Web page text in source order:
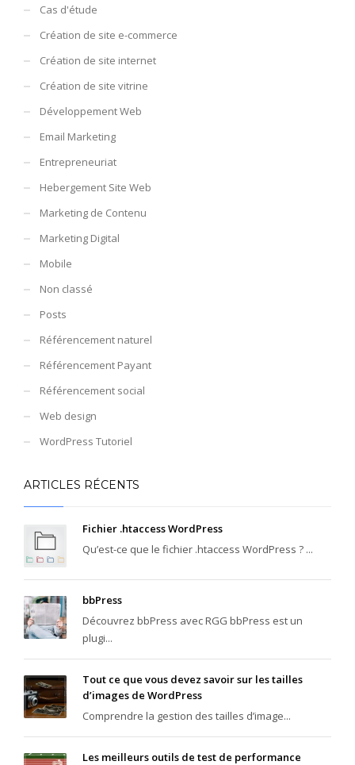
Cas d'étude
Création de site e-commerce
Création de site internet
Création de site vitrine
Développement Web
Email Marketing
Entrepreneuriat
Hebergement Site Web
Marketing de Contenu
Marketing Digital
Mobile
Non classé
Posts
Référencement naturel
Référencement Payant
Référencement social
Web design
WordPress Tutoriel
ARTICLES RÉCENTS
Fichier .htaccess WordPress
Qu’est-ce que le fichier .htaccess WordPress ? ...
bbPress
Découvrez bbPress avec RGG bbPress est un
plugi...
Tout ce que vous devez savoir sur les tailles
d’images de WordPress
Comprendre la gestion des tailles d’image...
Les meilleurs outils de test de performance